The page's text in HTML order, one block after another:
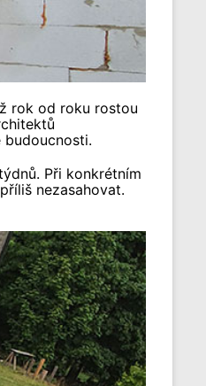
rok od roku rostou
budoucnosti.
Při konkrétním
nezasahovat.